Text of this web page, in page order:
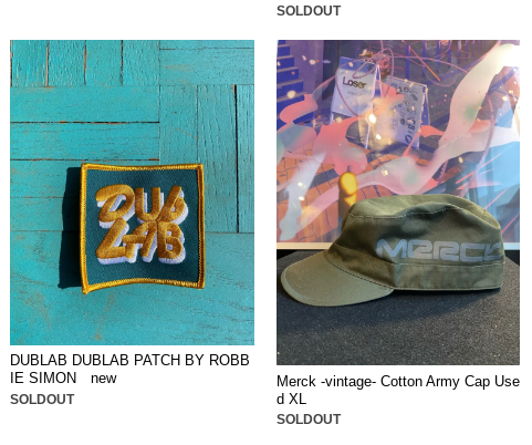
SOLDOUT
DUBLAB DUBLAB PATCH BY ROBB
IE SIMON new
SOLDOUT
Merck -vintage- Cotton Army Cap Use
d XL
SOLDOUT